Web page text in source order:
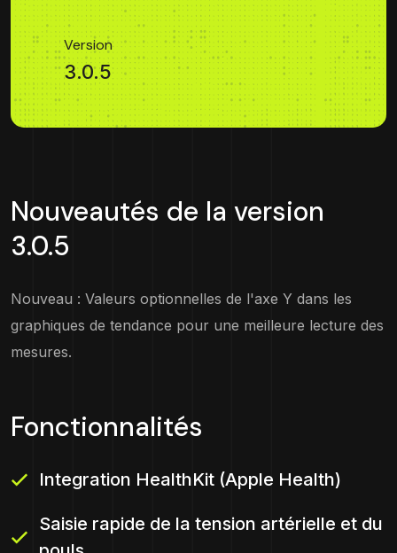
Version
3.0.5
Nouveautés de la version
3.0.5
Nouveau : Valeurs optionnelles de l'axe Y dans les
graphiques de tendance pour une meilleure lecture des
mesures.
Fonctionnalités
Integration HealthKit (Apple Health)
Saisie rapide de la tension artérielle et du